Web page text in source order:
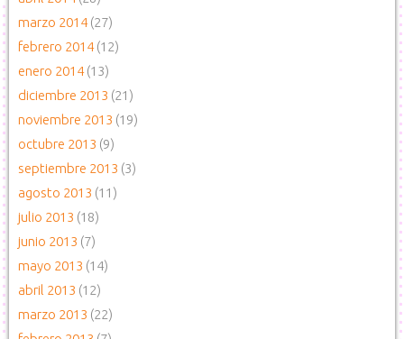
marzo 2014(27)
febrero 2014(12)
enero 2014(13)
diciembre 2013 (21)
noviembre 2013 (19)
octubre 2013 (9)
septiembre 2013 (3)
agosto 2013 (11)
julio 2013 (18)
junio 2013 (7)
mayo 2013 (14)
abril 2013 (12)
marzo 2013 (22)